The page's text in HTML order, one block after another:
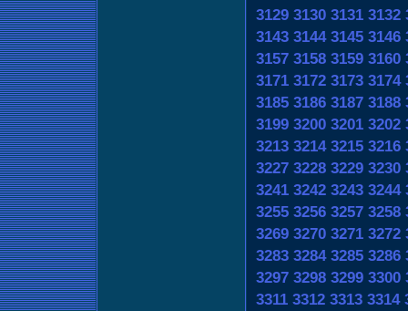
3129 3130 3131 3132
3143 3144 3145 3146
3157 3158 3159 3160
3171 3172 3173 3174
3185 3186 3187 3188
3199 3200 3201 3202
3213 3214 3215 3216
3227 3228 3229 3230
3241 3242 3243 3244
3255 3256 3257 3258
3269 3270 3271 3272
3283 3284 3285 3286
3297 3298 3299 3300
3311 3312 3313 3314